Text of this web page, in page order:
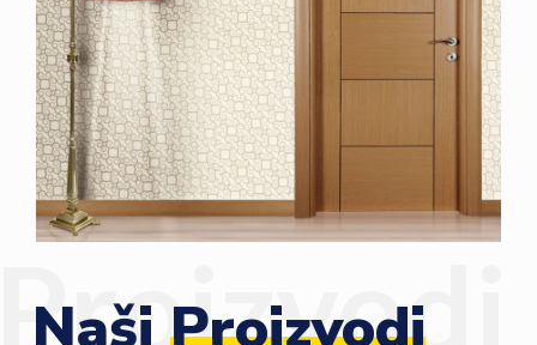
Naši Proizvodi